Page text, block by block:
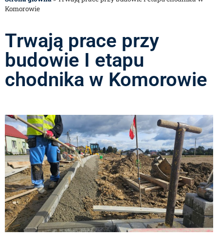
Komorowie
Trwają prace przy
budowie I etapu
chodnika w Komorowie